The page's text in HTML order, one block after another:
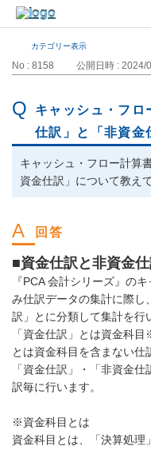
カテゴリー表示
No : 8158 公開日時 : 2024/
キャッシュ・フロ
仕訳」と「非資金
キャッシュ・フロー計算
資金仕訳」について教え
■資金仕訳と非資金
『PCA 会計シリーズ』の
み仕訳データの集計に際し
訳」とに分類して集計を行
「資金仕訳」とは資金科
とは資金科目を含まない仕
「資金仕訳」・「非資金
訳毎に行います。
※資金科目とは
資金科目とは、「決算処